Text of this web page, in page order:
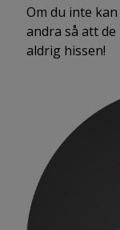
Om du inte
andra så att
aldrig hissen!